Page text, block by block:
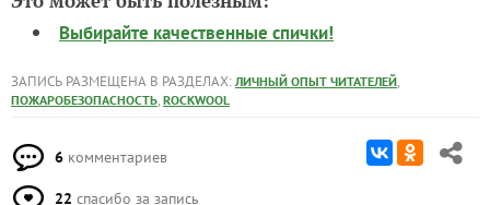
Выбирайте качественные спички!
ЗАПИСЬ РАЗМЕЩЕНА В РАЗДЕЛАХ: ЛИЧНЫЙ ОПЫТ ЧИТАТЕЛЕЙ,
ПОЖАРОБЕЗОПАСНОСТЬ, ROCKWOOL
6 комментариев
22 спасибо за запись